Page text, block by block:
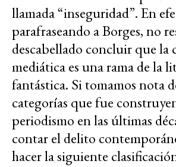
llamada “inseguridad”. En
parafraseando a Borges, no
descabellado concluir que
mediática es una rama de la
fantástica. Si tomamos nota
categorías que fue
periodismo en las últimas
contar el delito
hacer la siguiente